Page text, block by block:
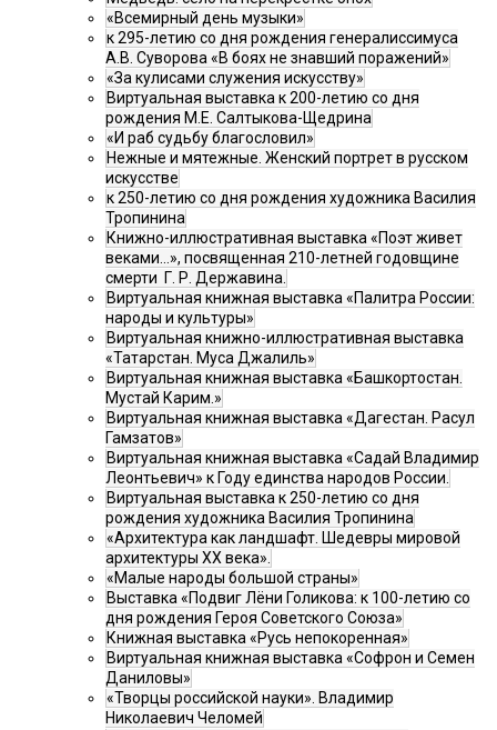
«Всемирный день музыки»
к 295-летию со дня рождения генералиссимуса
А.В. Суворова «В боях не знавший поражений»
«За кулисами служения искусству»
Виртуальная выставка к 200-летию со дня
рождения М.Е. Салтыкова-Щедрина
«И раб судьбу благословил»
Нежные и мятежные. Женский портрет в русском
искусстве
к 250-летию со дня рождения художника Василия
Тропинина
Книжно-иллюстративная выставка «Поэт живет
веками…», посвященная 210-летней годовщине
смерти Г. Р. Державина.
Виртуальная книжная выставка «Палитра России:
народы и культуры»
Виртуальная книжно-иллюстративная выставка
«Татарстан. Муса Джалиль»
Виртуальная книжная выставка «Башкортостан.
Мустай Карим.»
Виртуальная книжная выставка «Дагестан. Расул
Гамзатов»
Виртуальная книжная выставка «Садай Владимир
Леонтьевич» к Году единства народов России.
Виртуальная выставка к 250-летию со дня
рождения художника Василия Тропинина
«Архитектура как ландшафт. Шедевры мировой
архитектуры XX века».
«Малые народы большой страны»
Выставка «Подвиг Лёни Голикова: к 100-летию со
дня рождения Героя Советского Союза»
Книжная выставка «Русь непокоренная»
Виртуальная книжная выставка «Софрон и Семен
Даниловы»
«Творцы российской науки». Владимир
Николаевич Челомей